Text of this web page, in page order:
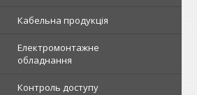
Кабельна продукція
Електромонтажне
обладнання
Контроль доступу